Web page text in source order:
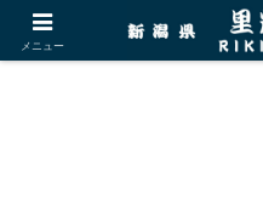
メニュー